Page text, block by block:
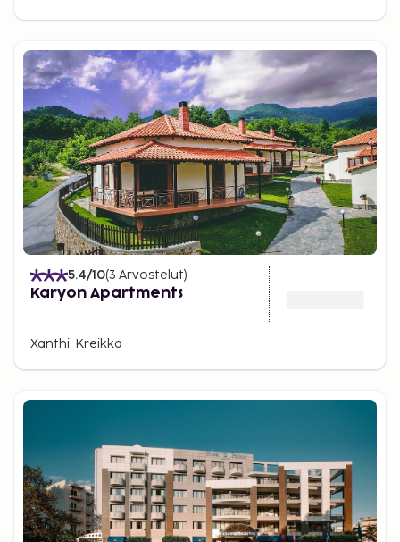
5.4/10(3 Arvostelut)
Karyon Apartments
Xanthi, Kreikka